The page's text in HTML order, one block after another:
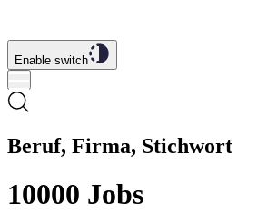
Enable switch
Beruf, Firma, Stichwort
10000 Jobs